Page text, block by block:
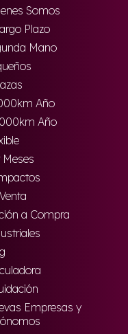
Somos
Plazo
Mano
Año
Año
Meses
a Compra
Empresas y